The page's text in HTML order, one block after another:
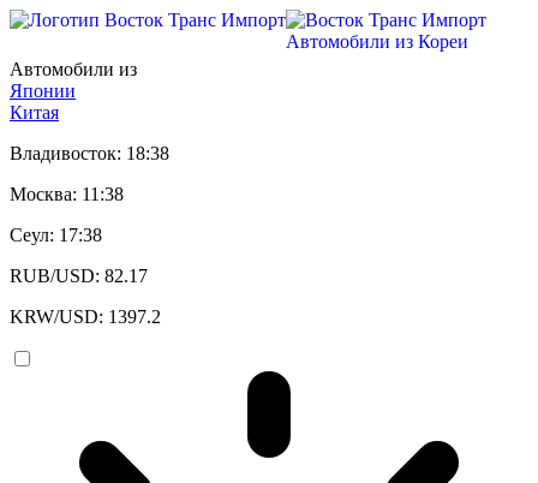
Автомобили из Кореи
Автомобили из
Японии
Китая
Владивосток: 18:38
Москва: 11:38
Сеул: 17:38
RUB/USD: 82.17
KRW/USD: 1397.2